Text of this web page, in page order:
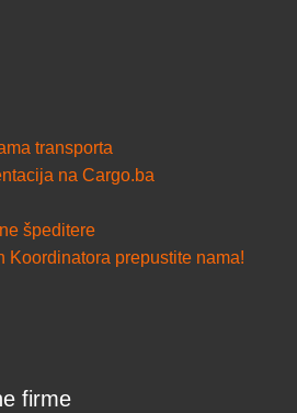
transporta
na Cargo.ba
špeditere
Koordinatora prepustite nama!
firme